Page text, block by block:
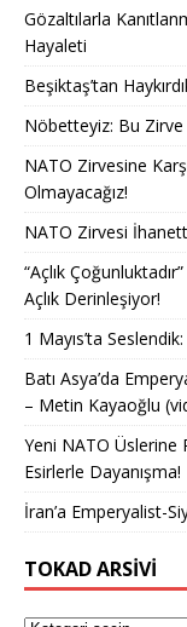
Gözaltılarla
Hayaleti
Beşiktaş’tan
Nöbetteyiz: Bu Zirve
NATO Zirvesine
Olmayacağız!
NATO Zirvesi
“Açlık
Açlık Derinleşiyor!
1 Mayıs’ta
Batı Asya’da
– Metin Kayaoğlu
Yeni NATO Üslerine
Esirlerle Dayanışma!
İran’a Emperyalist-
TOKAD ARSIVI